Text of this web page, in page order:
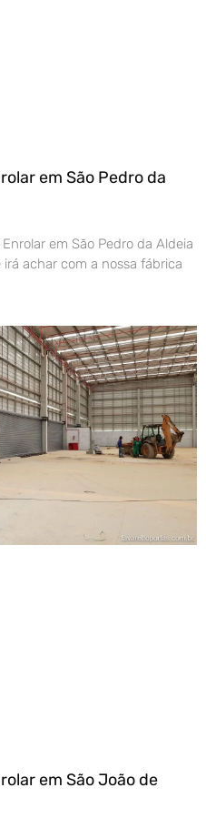
em São Pedro da
em São Pedro da Aldeia
achar com a nossa fábrica
em São João de